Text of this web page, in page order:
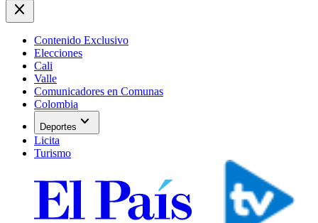
close
Contenido Exclusivo
Elecciones
Cali
Valle
Comunicadores en Comunas
Colombia
Deportes expand_more
Licita
Turismo